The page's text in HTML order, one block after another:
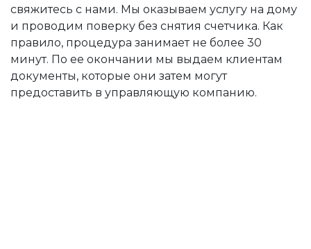
свяжитесь с нами. Мы оказываем услугу на дому
и проводим поверку без снятия счетчика. Как
правило, процедура занимает не более 30
минут. По ее окончании мы выдаем клиентам
документы, которые они затем могут
предоставить в управляющую компанию.